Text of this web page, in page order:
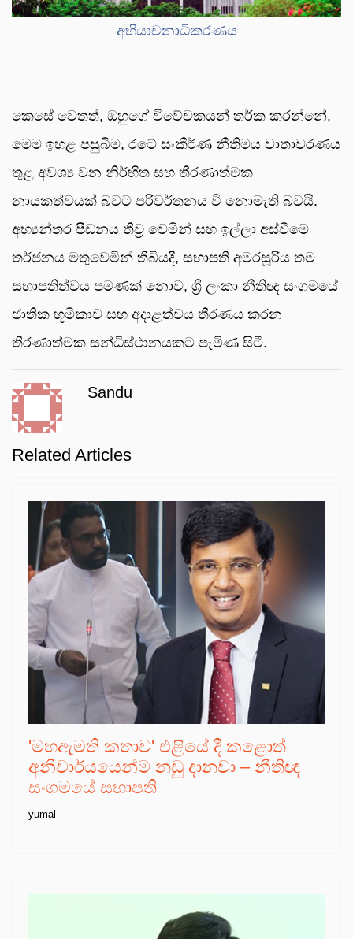
අභියාචනාධිකරණය
කෙසේ වෙතත්, ඔහුගේ විවේචකයන් තර්ක කරන්නේ,
මෙම ඉහළ පසුබිම, රටේ සංකීර්ණ නීතිමය වාතාවරණය
තුළ අවශ්‍ය වන නිර්භීත සහ තීරණාත්මක
නායකත්වයක් බවට පරිවර්තනය වී නොමැති බවයි.
අභ්‍යන්තර පීඩනය තීව්‍ර වෙමින් සහ ඉල්ලා අස්වීමේ
තර්ජනය මතුවෙමින් තිබියදී, සභාපති අමරසූරිය තම
සභාපතිත්වය පමණක් නොව, ශ්‍රී ලංකා නීතිඥ සංගමයේ
ජාතික භූමිකාව සහ අදාළත්වය තීරණය කරන
තීරණාත්මක සන්ධිස්ථානයකට පැමිණ සිටී.
Sandu
Related Articles
'මහඇමති කතාව' එළියේ දී කළොත්
අනිවාර්යයෙන්ම නඩු දානවා – නීතිඥ
සංගමයේ සභාපති
yumal